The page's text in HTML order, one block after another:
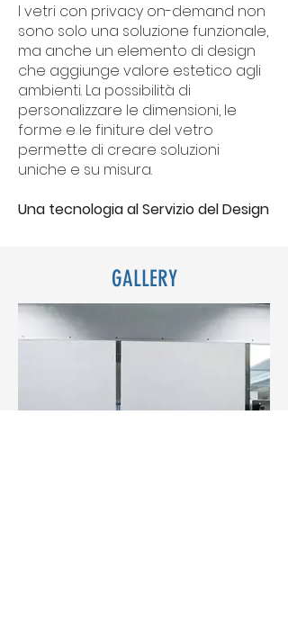
I vetri con privacy on-demand non
sono solo una soluzione funzionale,
ma anche un elemento di design
che aggiunge valore estetico agli
ambienti. La possibilità di
personalizzare le dimensioni, le
forme e le finiture del vetro
permette di creare soluzioni
uniche e su misura.
Una tecnologia al Servizio del Design
GALLERY